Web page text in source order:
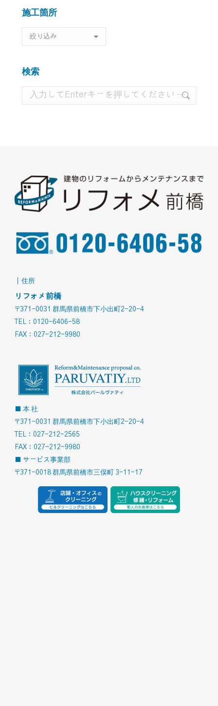
施工箇所
工
所
検索
索:
｜住所
リフォメ前橋
〒371-0031 群馬県前橋市下小出町2-20-4
TEL：0120-6406-58
FAX：027-212-9980
■ 本 社
〒371-0031 群馬県前橋市下小出町2-20-4
TEL：027-212-2565
FAX：027-212-9980
■ サービス事業部
〒371-0018 群馬県前橋市三俣町 3-11-17